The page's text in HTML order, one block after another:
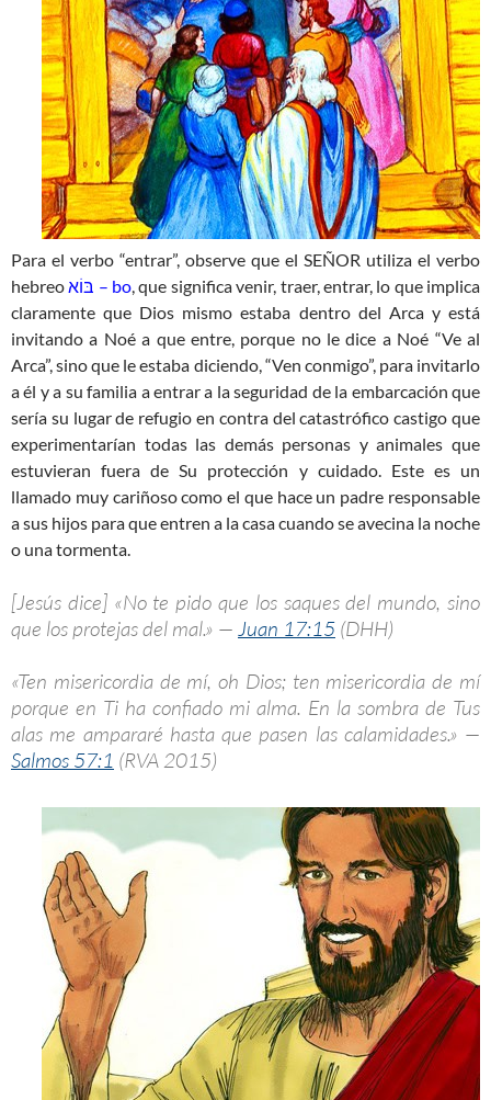
Para el verbo “entrar”, observe que el SEÑOR utiliza el verbo
hebreo
בּוֹא – bo, que significa venir, traer, entrar, lo que implica
claramente que Dios mismo estaba dentro del Arca y está
invitando a Noé a que entre, porque no le dice a Noé “Ve al
Arca”, sino que le estaba diciendo, “Ven conmigo”, para invitarlo
a él y a su familia a entrar a la seguridad de la embarcación que
sería su lugar de refugio en contra del catastrófico castigo que
experimentarían todas las demás personas y animales que
estuvieran fuera de Su protección y cuidado. Este es un
llamado muy cariñoso como el que hace un padre responsable
a sus hijos para que entren a la casa cuando se avecina la noche
o una tormenta.
[Jesús dice] «No te pido que los saques del mundo, sino
que los protejas del mal.» — Juan 17:15 (DHH)
«Ten misericordia de mí, oh Dios; ten misericordia de mí
porque en Ti ha confiado mi alma. En la sombra de Tus
alas me ampararé hasta que pasen las calamidades.» —
Salmos 57:1 (RVA 2015)